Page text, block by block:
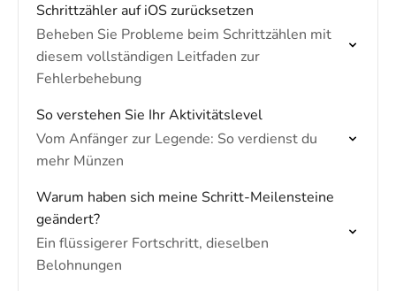
Schrittzähler auf iOS zurücksetzen
Beheben Sie Probleme beim Schrittzählen mit
diesem vollständigen Leitfaden zur
Fehlerbehebung
So verstehen Sie Ihr Aktivitätslevel
Vom Anfänger zur Legende: So verdienst du
mehr Münzen
Warum haben sich meine Schritt-Meilensteine
geändert?
Ein flüssigerer Fortschritt, dieselben
Belohnungen